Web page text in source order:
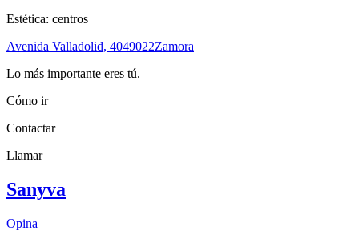
Estética: centros
Avenida Valladolid, 4049022Zamora
Lo más importante eres tú.
Cómo ir
Contactar
Llamar
Sanyva
Opina